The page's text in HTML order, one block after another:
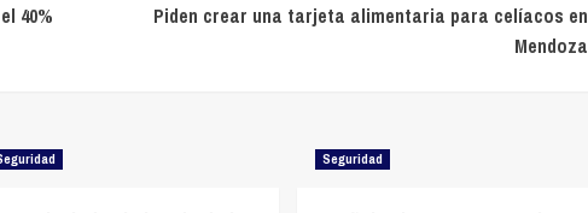
40%
Piden crear una tarjeta alimentaria para celíacos en
Mendoza
Seguridad